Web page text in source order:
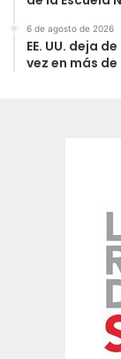
6 de agosto de 2026
EE. UU. deja
vez en más